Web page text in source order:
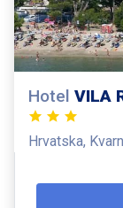
Hotel VILA
Hrvatska,